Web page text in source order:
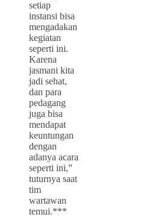
setiap
instansi bisa
mengadakan
kegiatan
seperti ini.
Karena
jasmani kita
jadi sehat,
dan para
pedagang
juga bisa
mendapat
keuntungan
dengan
adanya acara
seperti ini,”
tuturnya saat
tim
wartawan
temui.***